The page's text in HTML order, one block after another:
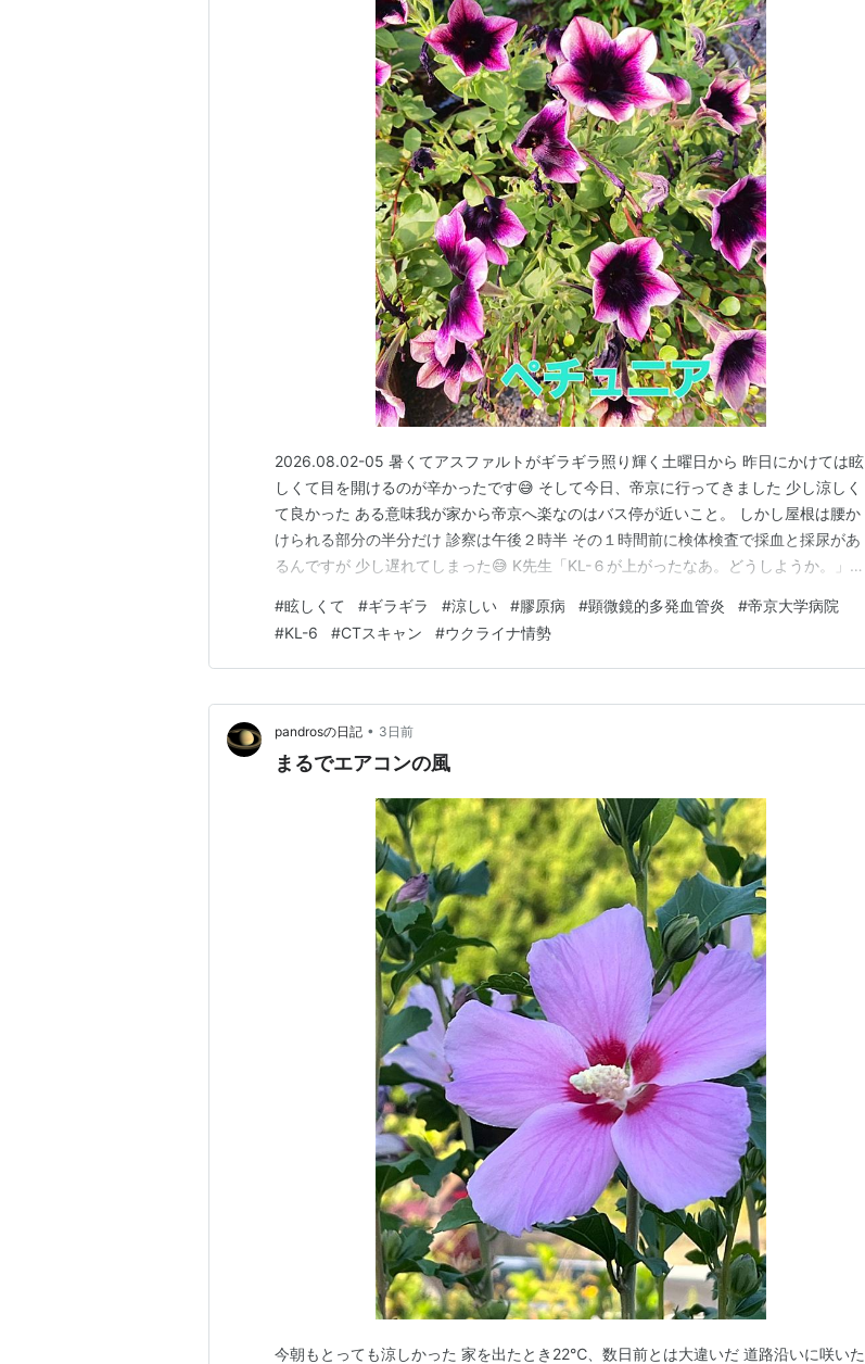
2026.08.02-05 暑くてアスファルトがギラギラ照り輝く土曜日から 昨日にかけては眩
しくて目を開けるのが辛かったです😅 そして今日、帝京に行ってきました 少し涼しく
て良かった ある意味我が家から帝京へ楽なのはバス停が近いこと。 しかし屋根は腰か
けられる部分の半分だけ 診察は午後２時半 その１時間前に検体検査で採血と採尿があ
るんですが 少し遅れてしまった😅 K先生「KL-６が上がったなあ。どうしようか。」
死ぬ細胞もあれば生まれる細胞もありで、 普通そのご遺体さまの数は少しはあって、
その上限が500U/…
#眩しくて #ギラギラ #涼しい #膠原病 #顕微鏡的多発血管炎 #帝京大学病院
#KL-6 #CTスキャン #ウクライナ情勢
pandrosの日記 • 3日前
まるでエアコンの風
今朝もとっても涼しかった 家を出たとき22℃、数日前とは大違いだ 道路沿いに咲いた